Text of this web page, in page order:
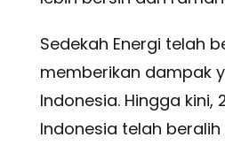
Sedekah Energi telah
memberikan dampak
Indonesia. Hingga kini,
Indonesia telah beralih